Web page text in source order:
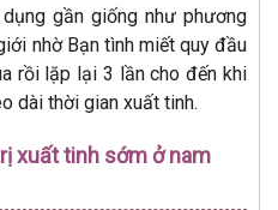
gần giống như phương
nhờ Bạn tình miết quy đầu
rồi lặp lại 3 lần cho đến khi
dài thời gian xuất tinh.
xuất tinh sớm ở nam